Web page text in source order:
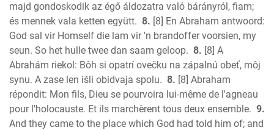
majd gondoskodik az égő áldozatra való bárányról, fiam;
és mennek vala ketten együtt. 8. [8] En Abraham antwoord:
God sal vir Homself die lam vir 'n brandoffer voorsien, my
seun. So het hulle twee dan saam geloop. 8. [8] A
Abrahám riekol: Bôh si opatrí ovečku na zápalnú obeť, môj
synu. A zase len išli obidvaja spolu. 8. [8] Abraham
répondit: Mon fils, Dieu se pourvoira lui-même de l'agneau
pour l'holocauste. Et ils marchèrent tous deux ensemble. 9.
And they came to the place which God had told him of; and